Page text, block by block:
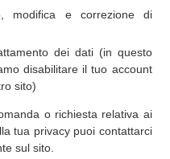
modifica e correzione di
dei dati (in questo
disabilitare il tuo account
sito)
o richiesta relativa ai
tua privacy puoi contattarci
sul sito.